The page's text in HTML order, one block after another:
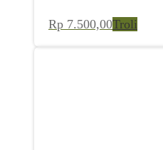
Rp 7.500,00Troli